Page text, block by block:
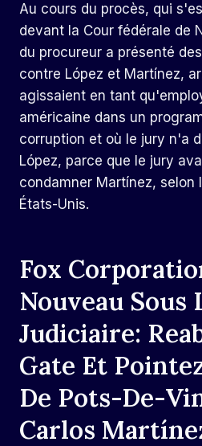
Au cours du procès, qui
devant la Cour fédérale de
du procureur a présenté
contre López et Martínez,
agissaient en tant
américaine dans un
corruption et où le jury n'a
López, parce que le jury
condamner Martínez, selon
États-Unis.
Fox
Nouveau Sous
Judiciaire:
Gate Et
De Pots-De-
Carlos